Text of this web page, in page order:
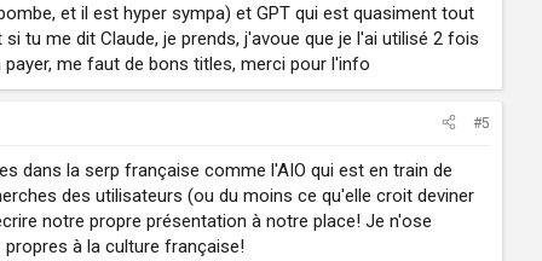
et il est hyper sympa) et GPT qui est quasiment tout
tu me dit Claude, je prends, j'avoue que je l'ai utilisé 2 fois
me faut de bons titles, merci pour l'info
#5
dans la serp française comme l'AIO qui est en train de
des utilisateurs (ou du moins ce qu'elle croit deviner
notre propre présentation à notre place! Je n'ose
à la culture française!